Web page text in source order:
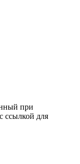
при
ссылкой для